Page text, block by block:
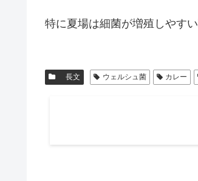
特に夏場は細菌が増殖しやす
長文 ウェルシュ菌 カレー